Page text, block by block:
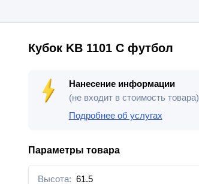
Кубок KB 1101 C футбол
Нанесение информации
(не входит в стоимость товара)
Подробнее об услугах
Параметры товара
Высота: 61.5